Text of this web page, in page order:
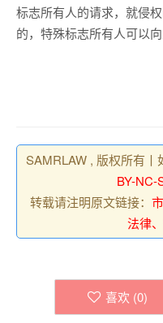
标志所有人的请求，就侵
的，特殊标志所有人可以向
SAMRLAW , 版权所有
BY-NC-
转载请注明原文链接：
法律
喜欢 (0)